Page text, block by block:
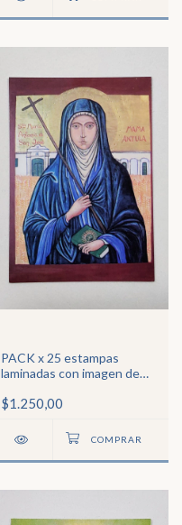
PACK x 25 estampas
laminadas con imagen de
$1.250,00